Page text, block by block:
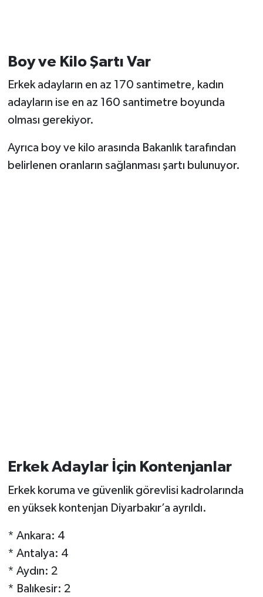
Boy ve Kilo Şartı Var
Erkek adayların en az 170 santimetre, kadın
adayların ise en az 160 santimetre boyunda
olması gerekiyor.
Ayrıca boy ve kilo arasında Bakanlık tarafından
belirlenen oranların sağlanması şartı bulunuyor.
Erkek Adaylar İçin Kontenjanlar
Erkek koruma ve güvenlik görevlisi kadrolarında
en yüksek kontenjan Diyarbakır’a ayrıldı.
* Ankara: 4
* Antalya: 4
* Aydın: 2
* Balıkesir: 2